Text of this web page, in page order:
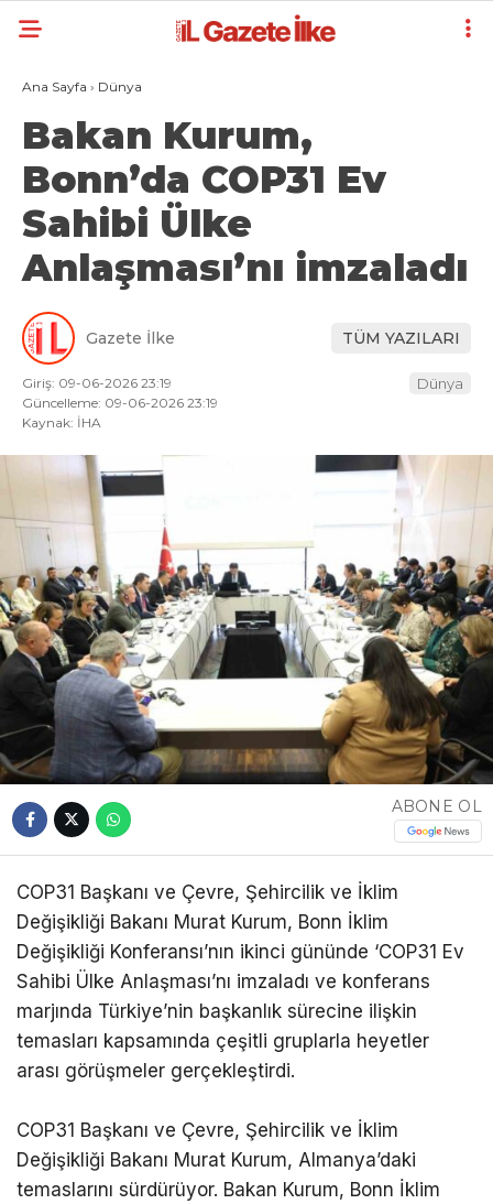
Ana Sayfa › Dünya
Bakan Kurum,
Bonn’da COP31 Ev
Sahibi Ülke
Anlaşması’nı imzaladı
Gazete İlke TÜM YAZILARI
Giriş: 09-06-2026 23:19
Güncelleme: 09-06-2026 23:19
Kaynak: İHA
Dünya
ABONE OL
COP31 Başkanı ve Çevre, Şehircilik ve İklim
Değişikliği Bakanı Murat Kurum, Bonn İklim
Değişikliği Konferansı’nın ikinci gününde ‘COP31 Ev
Sahibi Ülke Anlaşması’nı imzaladı ve konferans
marjında Türkiye’nin başkanlık sürecine ilişkin
temasları kapsamında çeşitli gruplarla heyetler
arası görüşmeler gerçekleştirdi.
COP31 Başkanı ve Çevre, Şehircilik ve İklim
Değişikliği Bakanı Murat Kurum, Almanya’daki
temaslarını sürdürüyor. Bakan Kurum, Bonn İklim